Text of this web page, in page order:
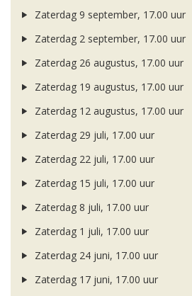
Zaterdag 9 september, 17.00 uur
Zaterdag 2 september, 17.00 uur
Zaterdag 26 augustus, 17.00 uur
Zaterdag 19 augustus, 17.00 uur
Zaterdag 12 augustus, 17.00 uur
Zaterdag 29 juli, 17.00 uur
Zaterdag 22 juli, 17.00 uur
Zaterdag 15 juli, 17.00 uur
Zaterdag 8 juli, 17.00 uur
Zaterdag 1 juli, 17.00 uur
Zaterdag 24 juni, 17.00 uur
Zaterdag 17 juni, 17.00 uur